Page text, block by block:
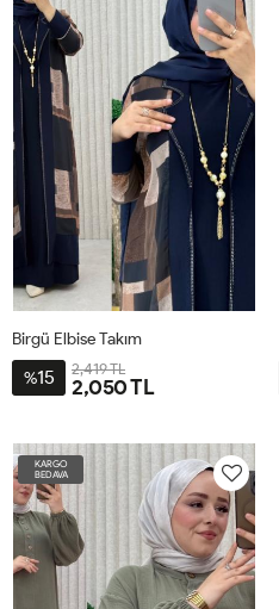
56
Birgü Elbise Takım
%15 2,419 TL
2,050 TL
KARGO
BEDAVA